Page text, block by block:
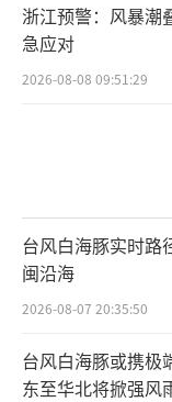
浙江预警：风暴潮
急应对
2026-08-08 09:51:29
台风白海豚实时路
闽沿海
2026-08-07 20:35:50
台风白海豚或携极
东至华北将掀强风